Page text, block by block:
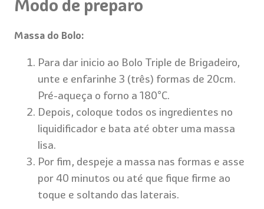
Modo de preparo
Massa do Bolo:
Para dar inicio ao Bolo Triple de Brigadeiro,
unte e enfarinhe 3 (três) formas de 20cm.
Pré-aqueça o forno a 180°C.
Depois, coloque todos os ingredientes no
liquidificador e bata até obter uma massa
lisa.
Por fim, despeje a massa nas formas e asse
por 40 minutos ou até que fique firme ao
toque e soltando das laterais.